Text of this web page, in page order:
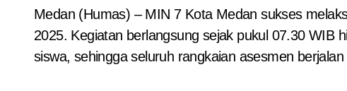
Medan (Humas) – MIN 7 Kota Medan sukses melaksanakan Asesmen Nasional Berbasis Komputer (ANBK) pada Rabu–Kamis, 24–25 September
2025. Kegiatan berlangsung sejak pukul 07.30 WIB
siswa, sehingga seluruh rangkaian asesmen